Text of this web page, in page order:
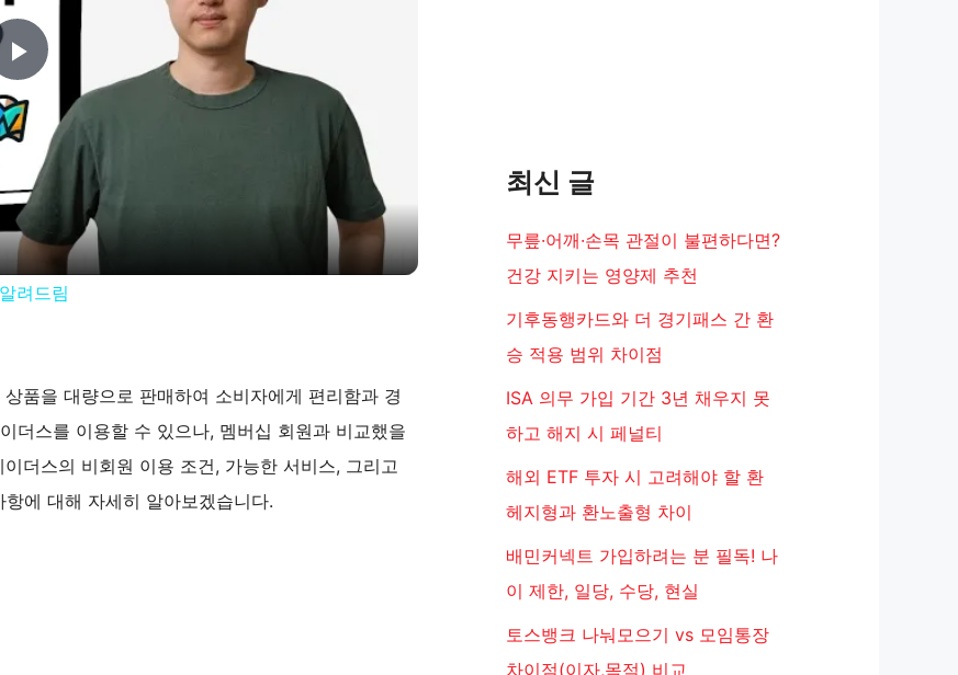
P
l
a
y
i
d
려드림
품을 대량으로 판매하여 소비자에게 편리함과 경
더스를 이용할 수 있으나, 멤버십 회원과 비교했을
더스의 비회원 이용 조건, 가능한 서비스, 그리고
에 대해 자세히 알아보겠습니다.
최신 글
무릎·어깨·손목 관절이 불편하다면?
건강 지키는 영양제 추천
기후동행카드와 더 경기패스 간 환
승 적용 범위 차이점
ISA 의무 가입 기간 3년 채우지 못
하고 해지 시 페널티
해외 ETF 투자 시 고려해야 할 환
헤지형과 환노출형 차이
배민커넥트 가입하려는 분 필독! 나
이 제한, 일당, 수당, 현실
토스뱅크 나눠모으기 vs 모임통장
차이점(이자,목적) 비교